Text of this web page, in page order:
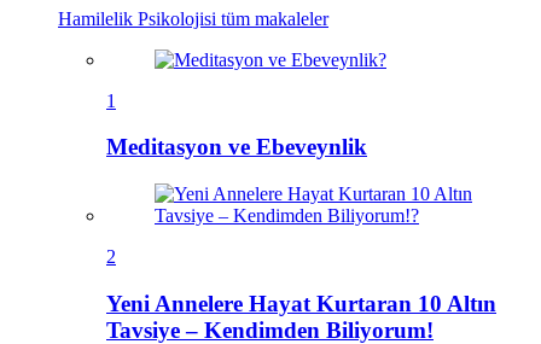
Hamilelik Psikolojisi tüm makaleler
1
Meditasyon ve Ebeveynlik
2
Yeni Annelere Hayat Kurtaran 10 Altın
Tavsiye – Kendimden Biliyorum!